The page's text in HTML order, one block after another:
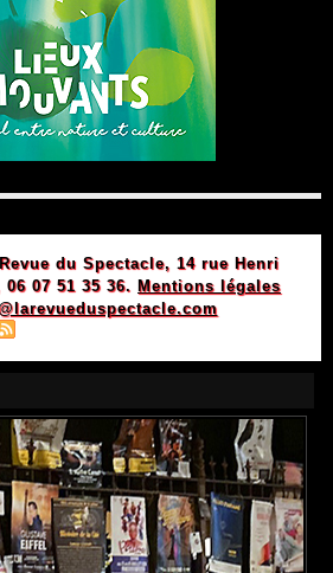
du Spectacle, 14 rue Henri
07 51 35 36. Mentions légales